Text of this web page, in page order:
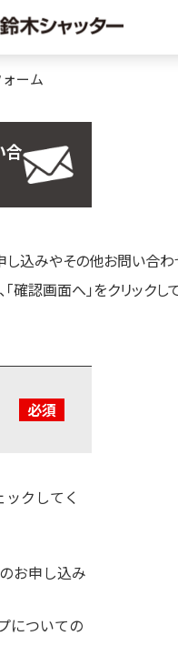
ーム
合
込みやその他お問い合わ
確認画面へ」をクリック
必須
クしてく
お申し込み
についての